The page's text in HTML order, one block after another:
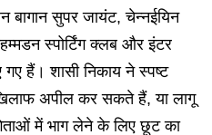
बागान सुपर जायंट, चेन्नईयिन
स्पोर्टिंग क्लब और इंटर
हैं। शासी निकाय ने स्पष्ट
अपील कर सकते हैं, या लागू
में भाग लेने के लिए छूट का